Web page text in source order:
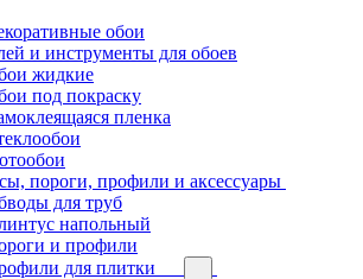
обои
и инструменты для обоев
жидкие
под покраску
пленка
пороги, профили и аксессуары
для труб
напольный
и профили
для плитки